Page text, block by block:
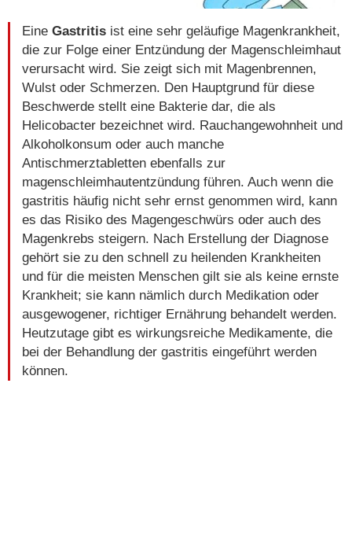
Eine Gastritis ist eine sehr geläufige Magenkrankheit,
die zur Folge einer Entzündung der Magenschleimhaut
verursacht wird. Sie zeigt sich mit Magenbrennen,
Wulst oder Schmerzen. Den Hauptgrund für diese
Beschwerde stellt eine Bakterie dar, die als
Helicobacter bezeichnet wird. Rauchangewohnheit und
Alkoholkonsum oder auch manche
Antischmerztabletten ebenfalls zur
magenschleimhautentzündung führen. Auch wenn die
gastritis häufig nicht sehr ernst genommen wird, kann
es das Risiko des Magengeschwürs oder auch des
Magenkrebs steigern. Nach Erstellung der Diagnose
gehört sie zu den schnell zu heilenden Krankheiten
und für die meisten Menschen gilt sie als keine ernste
Krankheit; sie kann nämlich durch Medikation oder
ausgewogener, richtiger Ernährung behandelt werden.
Heutzutage gibt es wirkungsreiche Medikamente, die
bei der Behandlung der gastritis eingeführt werden
können.